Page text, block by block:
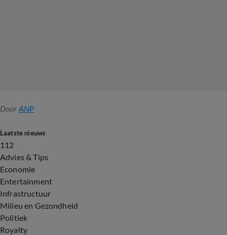
Door ANP
Laatste nieuws
112
Advies & Tips
Economie
Entertainment
Infrastructuur
Milieu en Gezondheid
Politiek
Royalty